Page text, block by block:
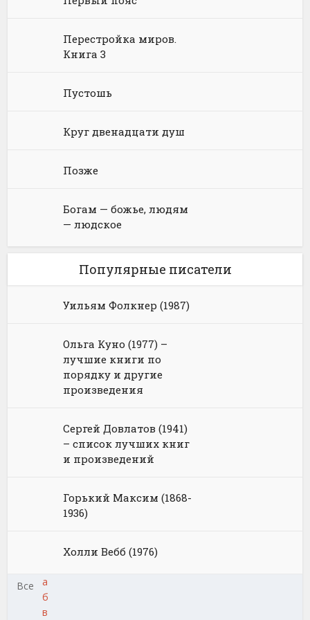
Перестройка миров.
Книга 3
Пустошь
Круг двенадцати душ
Позже
Богам — божье, людям
— людское
Популярные писатели
Уильям Фолкнер (1987)
Ольга Куно (1977) –
лучшие книги по
порядку и другие
произведения
Сергей Довлатов (1941)
– список лучших книг
и произведений
Горький Максим (1868-
1936)
Холли Вебб (1976)
Все
а
б
в